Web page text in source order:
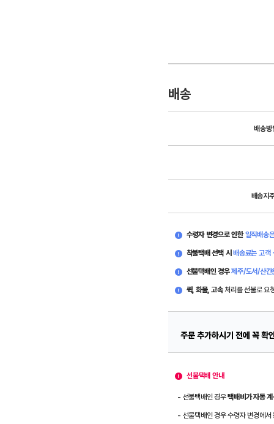
배송
배송방
배송지
수령자 변경으로 인한일직배송
착불택배 선택 시 배송료는 고
선불택배인 경우제주/도서/산간
퀵, 화물, 고속처리를 선불로 요
주문 추가하시기 전에 꼭 확
선불택배 안내
- 선불택배인 경우택배비가 자동
- 선불택배인 경우 수령자 변경에서